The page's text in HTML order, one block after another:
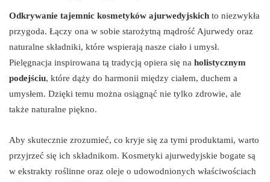
Odkrywanie tajemnic kosmetyków ajurwedyjskich to niezwykła
przygoda. Łączy ona w sobie starożytną mądrość Ajurwedy oraz
naturalne składniki, które wspierają nasze ciało i umysł.
Pielęgnacja inspirowana tą tradycją opiera się na holistycznym
podejściu, które dąży do harmonii między ciałem, duchem a
umysłem. Dzięki temu można osiągnąć nie tylko zdrowie, ale
także naturalne piękno.
Aby skutecznie zrozumieć, co kryje się za tymi produktami, warto
przyjrzeć się ich składnikom. Kosmetyki ajurwedyjskie bogate są
w ekstrakty roślinne oraz oleje o udowodnionych właściwościach